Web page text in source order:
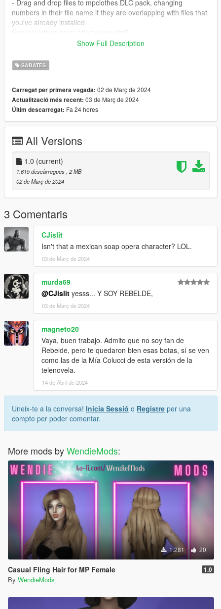
- Drag and drop files to mpclothes DLC pack, changing
numbers in their file name if they are overlapping with files that
you've already installed
mods.com/misc/mpclothes-addon-clothing-slots
FiveM:
existing one
- Put the files into any folder
- Import files from that folder
Show Full Description
SABATES
Carregat per primera vegada: 02 de Març de 2024
Actualització més recent: 03 de Març de 2024
Últim descarregat: Fa 24 hores
All Versions
1.0 (current)
1.615 descàrregues, 2 MB
02 de Març de 2024
3 Comentaris
CJislit
Isn't that a mexican soap opera character? LOL.
03 de Març de 2024
murda69
@CJislit yesss... Y SOY REBELDE,
03 de Març de 2024
magneto20
Vaya, buen trabajo. Admito que no soy fan de
Rebelde, pero te quedaron bien esas botas, sí se ven
como las de la Mía Colucci de esta versión de la
telenovela.
14 de Abril de 2024
Uneix-te a la conversa! Inicia Sessió o Registre per una
compte per poder comentar.
More mods byWendieMods:
1.281 20
Casual Fling Hair for MP Female 1.0
By WendieMods